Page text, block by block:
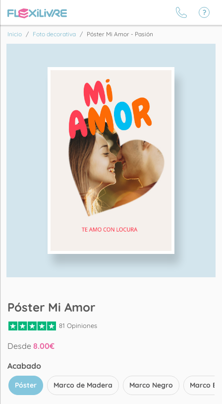
Inicio Foto decorativa Póster Mi Amor - Pasión
Póster Mi Amor
81 Opiniones
Desde 8.00€
Acabado
Póster Marco de Madera Marco Negro Marco